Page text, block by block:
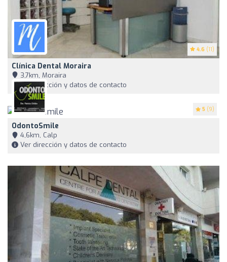
4.6 (11)
Clínica Dental Moraira
3,7km, Moraira
Ver dirección y datos de contacto
5 (9)
OdontoSmile
4,6km, Calp
Ver dirección y datos de contacto